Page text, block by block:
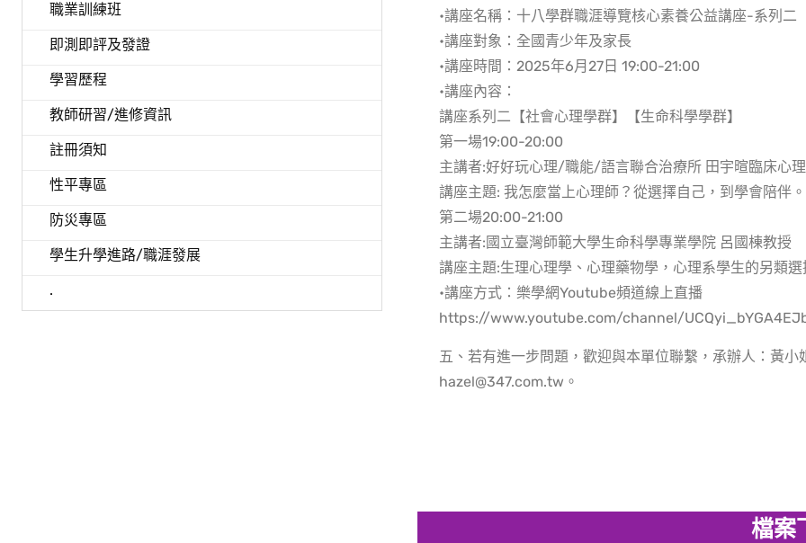
職業訓練班
即測即評及發證
學習歷程
教師研習/進修資訊
註冊須知
性平專區
防災專區
學生升學進路/職涯發展
.
•講座名稱：十八學群職涯導覽核心素養公益講座-系列二
•講座對象：全國青少年及家長
•講座時間：2025年6月27日 19:00-21:00
•講座內容：
講座系列二【社會心理學群】【生命科學學群】
第一場19:00-20:00
主講者:好好玩心理/職能/語言聯合治療所 田宇暄臨床心
講座主題: 我怎麼當上心理師？從選擇自己，到學會陪伴。
第二場20:00-21:00
主講者:國立臺灣師範大學生命科學專業學院 呂國棟教授
講座主題:生理心理學、心理藥物學，心理系學生的另類選
•講座方式：樂學網Youtube頻道線上直播
https://www.youtube.com/channel/
五、若有進一步問題，歡迎與本單位聯繫，承辦人：黃
hazel@347.com.tw。
檔案